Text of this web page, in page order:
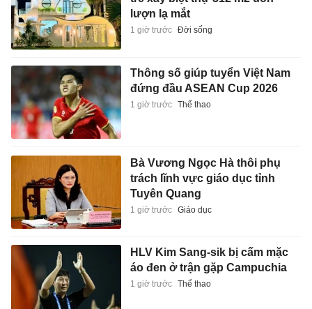
1 giờ trước Thể thao
Bà Vương Ngọc Hà thôi phụ
trách lĩnh vực giáo dục tỉnh
Tuyên Quang
HLV Kim Sang-sik bị cấm mặc
áo đen ở trận gặp Campuchia
1 giờ trước
Mũi Né thời chưa thành 'thủ
phủ' resort
1 giờ trước Du lịch